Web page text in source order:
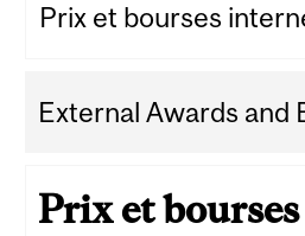
Prix et bourses
External Awards and
Prix et